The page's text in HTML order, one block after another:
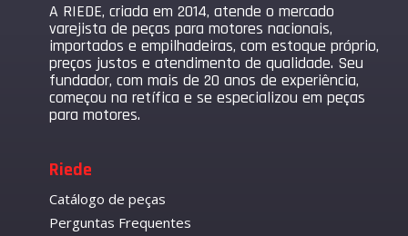
A RIEDE, criada em 2014, atende o mercado
varejista de peças para motores nacionais,
importados e empilhadeiras, com estoque próprio,
preços justos e atendimento de qualidade. Seu
fundador, com mais de 20 anos de experiência,
começou na retífica e se especializou em peças
para motores.
Riede
Catálogo de peças
Perguntas Frequentes